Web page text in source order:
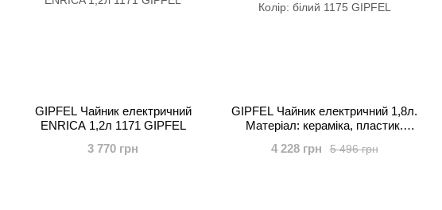
GIPFEL Чайник електричний
ENRICA 1,2л 1171 GIPFEL
3 770 грн
GIPFEL Чайник електричний 1,8л.
Матеріал: кераміка, пластик.
5 496 грн
4 228 грн